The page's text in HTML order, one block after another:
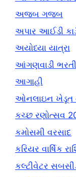
અજબ ગજબ
અપાર આઈડી
અયોધ્યા યાત્રા
આંગણવાડી
આગાહી
ઓનલાઇન ખેડૂત
કચ્છ રણોત્સવ
કમોસમી વરસાદ
કરિયર વાર્ષિક
કલ્ટીવેટર